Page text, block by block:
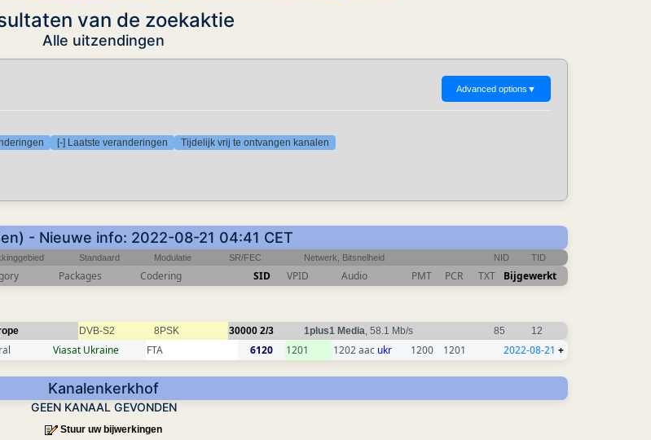
van de zoekaktie
Alle uitzendingen
Advanced options ▼
[-] Laatste veranderingen Tijdelijk vrij te ontvangen kanalen
- Nieuwe info: 2022-08-21 04:41 CET
Standaard Modulatie SR/FEC Netwerk, Bitsnelheid NID TID
Packages Codering SID VPID Audio PMT PCR TXT Bijgewerkt
DVB-S2 8PSK 30000 2/3 1plus1 Media, 58.1 Mb/s 85 12
Viasat Ukraine FTA 6120 1201 1202 aac ukr 1200 1201 2022-08-21 +
Kanalenkerkhof
GEEN KANAAL GEVONDEN
Stuur uw bijwerkingen